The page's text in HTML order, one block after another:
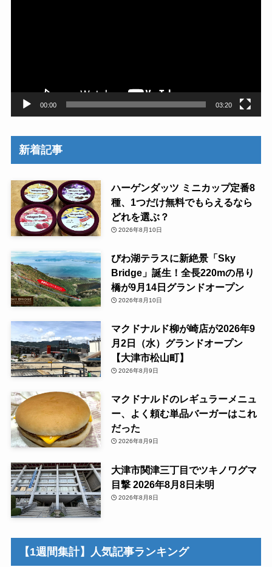
00:00 03:20
新着記事
ハーゲンダッツ ミニカップ定番8
種、1つだけ無料でもらえるなら
どれを選ぶ？
2026年8月10日
びわ湖テラスに新絶景「Sky
Bridge」誕生！全長220mの吊り
橋が9月14日グランドオープン
2026年8月10日
マクドナルド柳が崎店が2026年9
月2日（水）グランドオープン
【大津市松山町】
2026年8月9日
マクドナルドのレギュラーメニュ
ー、よく頼む単品バーガーはこれ
だった
2026年8月9日
大津市関津三丁目でツキノワグマ
目撃 2026年8月8日未明
2026年8月8日
【1週間集計】人気記事ランキング